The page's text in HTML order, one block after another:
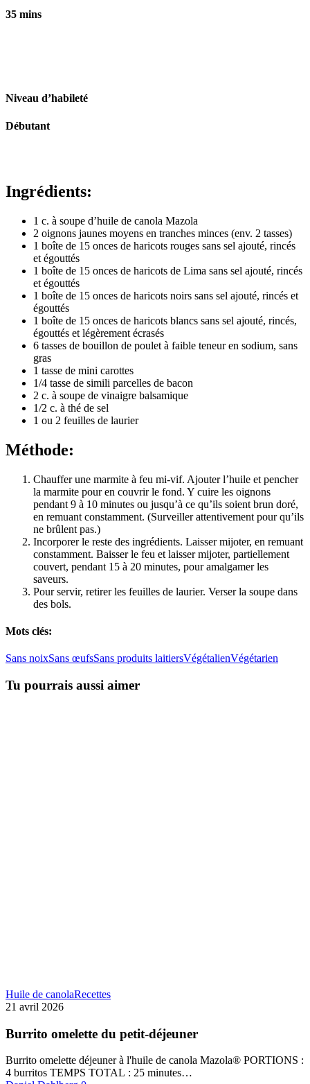
35 mins
Niveau d’habileté
Débutant
Ingrédients:
1 c. à soupe d’huile de canola Mazola
2 oignons jaunes moyens en tranches minces (env. 2 tasses)
1 boîte de 15 onces de haricots rouges sans sel ajouté, rincés
et égouttés
1 boîte de 15 onces de haricots de Lima sans sel ajouté, rincés
et égouttés
1 boîte de 15 onces de haricots noirs sans sel ajouté, rincés et
égouttés
1 boîte de 15 onces de haricots blancs sans sel ajouté, rincés,
égouttés et légèrement écrasés
6 tasses de bouillon de poulet à faible teneur en sodium, sans
gras
1 tasse de mini carottes
1/4 tasse de simili parcelles de bacon
2 c. à soupe de vinaigre balsamique
1/2 c. à thé de sel
1 ou 2 feuilles de laurier
Méthode:
Chauffer une marmite à feu mi-vif. Ajouter l’huile et pencher
la marmite pour en couvrir le fond. Y cuire les oignons
pendant 9 à 10 minutes ou jusqu’à ce qu’ils soient brun doré,
en remuant constamment. (Surveiller attentivement pour qu’ils
ne brûlent pas.)
Incorporer le reste des ingrédients. Laisser mijoter, en remuant
constamment. Baisser le feu et laisser mijoter, partiellement
couvert, pendant 15 à 20 minutes, pour amalgamer les
saveurs.
Pour servir, retirer les feuilles de laurier. Verser la soupe dans
des bols.
Mots clés:
Sans noixSans œufsSans produits laitiersVégétalienVégétarien
Tu pourrais aussi aimer
Huile de canolaRecettes
21 avril 2026
Burrito omelette du petit-déjeuner
Burrito omelette déjeuner à l'huile de canola Mazola® PORTIONS :
4 burritos TEMPS TOTAL : 25 minutes…